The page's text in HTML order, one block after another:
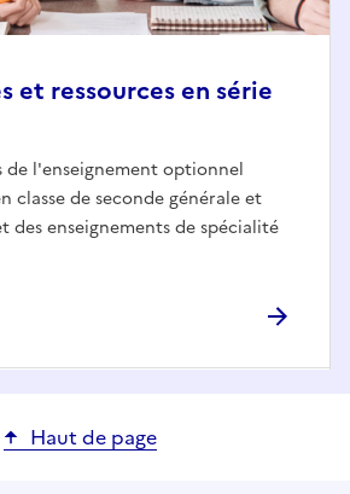
et ressources en série
de l'enseignement optionnel
classe de seconde générale et
des enseignements de spécialité
Haut de page